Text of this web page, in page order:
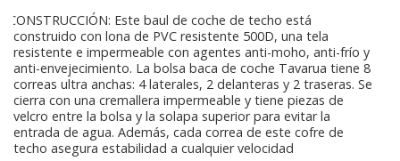
CONSTRUCCIÓN: Este baul de coche de techo está
construido con lona de PVC resistente 500D, una tela
resistente e impermeable con agentes anti-moho, anti-frío y
anti-envejecimiento. La bolsa baca de coche Tavarua tiene 8
correas ultra anchas: 4 laterales, 2 delanteras y 2 traseras. Se
cierra con una cremallera impermeable y tiene piezas de
velcro entre la bolsa y la solapa superior para evitar la
entrada de agua. Además, cada correa de este cofre de
techo asegura estabilidad a cualquier velocidad